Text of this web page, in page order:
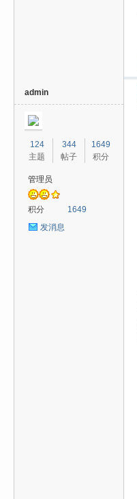
admin
124
主题
344
帖子
1649
积分
管理员
积分
1649
发消息